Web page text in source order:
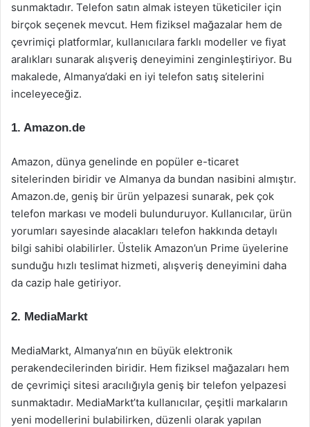
sunmaktadır. Telefon satın almak isteyen tüketiciler için
birçok seçenek mevcut. Hem fiziksel mağazalar hem de
çevrimiçi platformlar, kullanıcılara farklı modeller ve fiyat
aralıkları sunarak alışveriş deneyimini zenginleştiriyor. Bu
makalede, Almanya’daki en iyi telefon satış sitelerini
inceleyeceğiz.
1. Amazon.de
Amazon, dünya genelinde en popüler e-ticaret
sitelerinden biridir ve Almanya da bundan nasibini almıştır.
Amazon.de, geniş bir ürün yelpazesi sunarak, pek çok
telefon markası ve modeli bulunduruyor. Kullanıcılar, ürün
yorumları sayesinde alacakları telefon hakkında detaylı
bilgi sahibi olabilirler. Üstelik Amazon’un Prime üyelerine
sunduğu hızlı teslimat hizmeti, alışveriş deneyimini daha
da cazip hale getiriyor.
2. MediaMarkt
MediaMarkt, Almanya’nın en büyük elektronik
perakendecilerinden biridir. Hem fiziksel mağazaları hem
de çevrimiçi sitesi aracılığıyla geniş bir telefon yelpazesi
sunmaktadır. MediaMarkt’ta kullanıcılar, çeşitli markaların
yeni modellerini bulabilirken, düzenli olarak yapılan